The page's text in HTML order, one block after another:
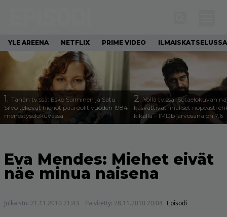
YLE AREENA NETFLIX PRIME VIDEO ILMAISKATSELUSSA
1. Tänän tv:ssä: Esko Salminen ja Satu
Silvo tekevät hienot pääroolit vuoden 1984
menestyselokuvassa
2. Yöllä tv:ssä: Sotaelokuvan
kasvattivat lihakset nopeasti
kikalla – IMDb-arvosana on 7,6
Eva Mendes: Miehet eivät
näe minua naisena
Julkaistu: 21.11.2010 21:43 Päivitetty: 28.11.2010 20:04 Episodi